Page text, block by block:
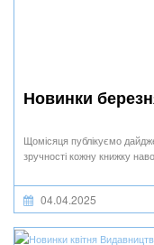
Новинки
Щомісяця публікуємо
зручності кожну книжку
04.04.2025